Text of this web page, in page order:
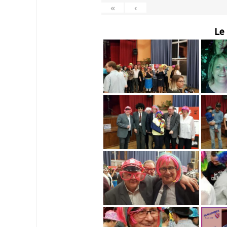
« ‹
Le